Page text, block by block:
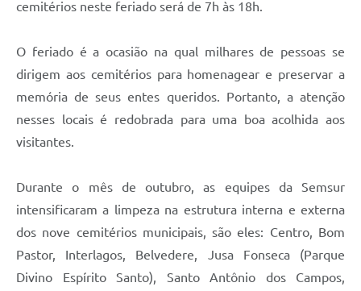
cemitérios neste feriado será de 7h às 18h.
O feriado é a ocasião na qual milhares de pessoas se
dirigem aos cemitérios para homenagear e preservar a
memória de seus entes queridos. Portanto, a atenção
nesses locais é redobrada para uma boa acolhida aos
visitantes.
Durante o mês de outubro, as equipes da Semsur
intensificaram a limpeza na estrutura interna e externa
dos nove cemitérios municipais, são eles: Centro, Bom
Pastor, Interlagos, Belvedere, Jusa Fonseca (Parque
Divino Espírito Santo), Santo Antônio dos Campos,